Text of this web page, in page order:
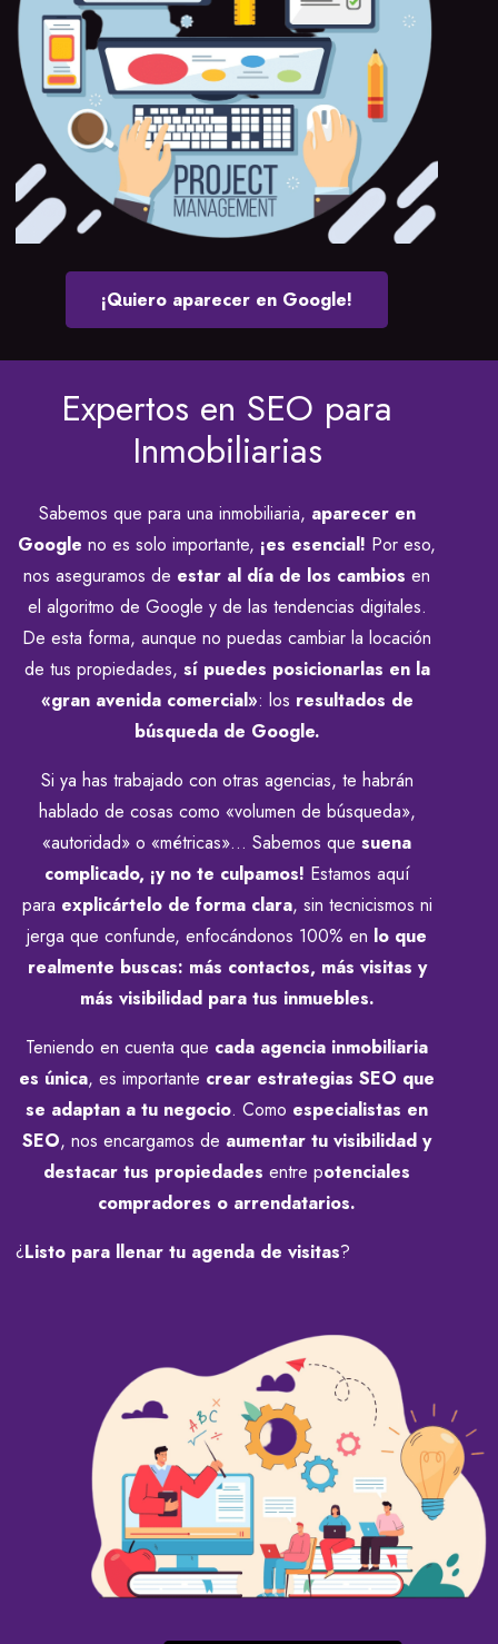
¡Quiero aparecer en Google!
Expertos en SEO para
Inmobiliarias
Sabemos que para una inmobiliaria, aparecer en
Google no es solo importante, ¡es esencial! Por eso,
nos aseguramos de estar al día de los cambios en
el algoritmo de Google y de las tendencias digitales.
De esta forma, aunque no puedas cambiar la locación
de tus propiedades, sí puedes posicionarlas en la
«gran avenida comercial»: los resultados de
búsqueda de Google.
Si ya has trabajado con otras agencias, te habrán
hablado de cosas como «volumen de búsqueda»,
«autoridad» o «métricas»… Sabemos que suena
complicado, ¡y no te culpamos! Estamos aquí
para explicártelo de forma clara, sin tecnicismos ni
jerga que confunde, enfocándonos 100% en lo que
realmente buscas: más contactos, más visitas y
más visibilidad para tus inmuebles.
Teniendo en cuenta que cada agencia inmobiliaria
es única, es importante crear estrategias SEO que
se adaptan a tu negocio. Como especialistas en
SEO, nos encargamos de aumentar tu visibilidad y
destacar tus propiedades entre potenciales
compradores o arrendatarios.
¿Listo para llenar tu agenda de visitas?